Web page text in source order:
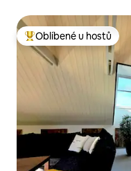
Nejlepší v kategorii
Oblíbené u hostů